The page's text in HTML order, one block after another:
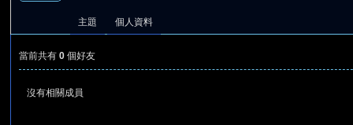
主題 個人資料
當前共有 0個好友
沒有相關成員